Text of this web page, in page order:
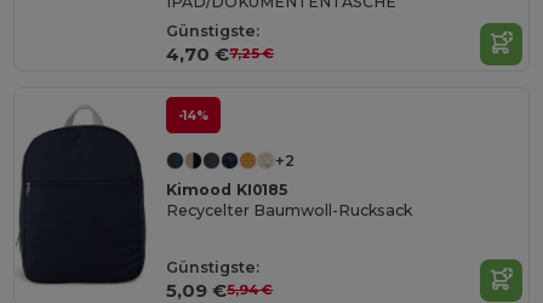
Günstigste:
4,70 €7,25 €
-14%
+2
Kimood KI0185
Recycelter Baumwoll-Rucksack
Günstigste:
5,09 €5,94 €